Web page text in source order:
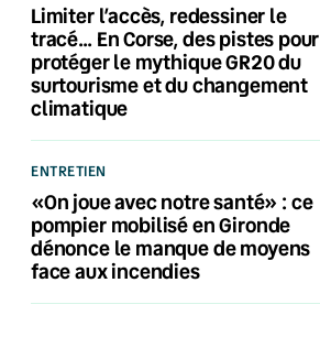
Limiter l’accès, redessiner le
tracé… En Corse, des pistes pour
protéger le mythique GR20 du
surtourisme et du changement
climatique
ENTRETIEN
«On joue avec notre santé» : ce
pompier mobilisé en Gironde
dénonce le manque de moyens
face aux incendies